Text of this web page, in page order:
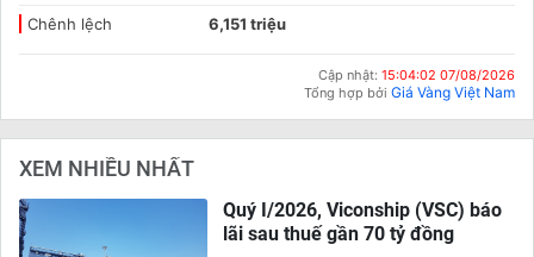
Chênh lệch
6,151 triệu
Cập nhật: 15:04:02 07/08/2026
Tổng hợp bởi Giá Vàng Việt Nam
XEM NHIỀU NHẤT
Quý I/2026, Viconship (VSC) báo
lãi sau thuế gần 70 tỷ đồng